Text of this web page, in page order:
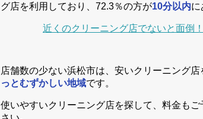
グ店を利用しており、72.3％の方が10分以内に
近くのクリーニング店でないと面倒
店舗数の少ない浜松市は、安いクリーニング店
っとむずかしい地域です。
使いやすいクリーニング店を探して、料金も